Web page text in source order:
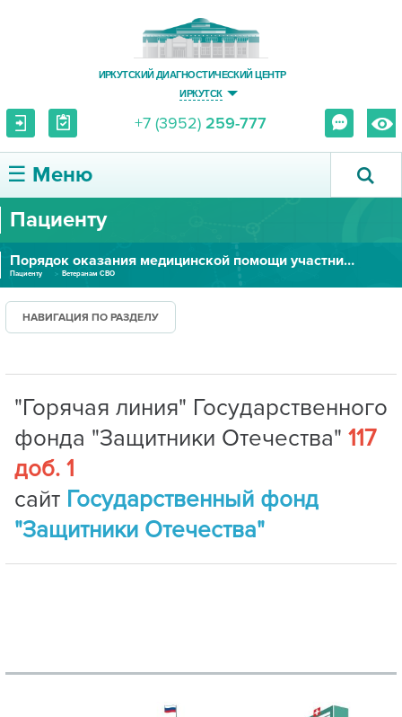
ИРКУТСКИЙ ДИАГНОСТИЧЕСКИЙ ЦЕНТР
ИРКУТСК
+7 (3952) 259-777
☰ Меню
О ЦЕНТРЕ
УСЛУГИ И ЦЕНЫ
ПАЦИЕНТУ
ПРАВОВАЯ ИНФОРМАЦИЯ
Пациенту
Порядок оказания медицинской помощи участникам СВО
Пациенту Ветеранам СВО
НАВИГАЦИЯ ПО РАЗДЕЛУ
"Горячая линия" Государственного
фонда "Защитники Отечества" 117
доб. 1
сайт Государственный фонд
"Защитники Отечества"